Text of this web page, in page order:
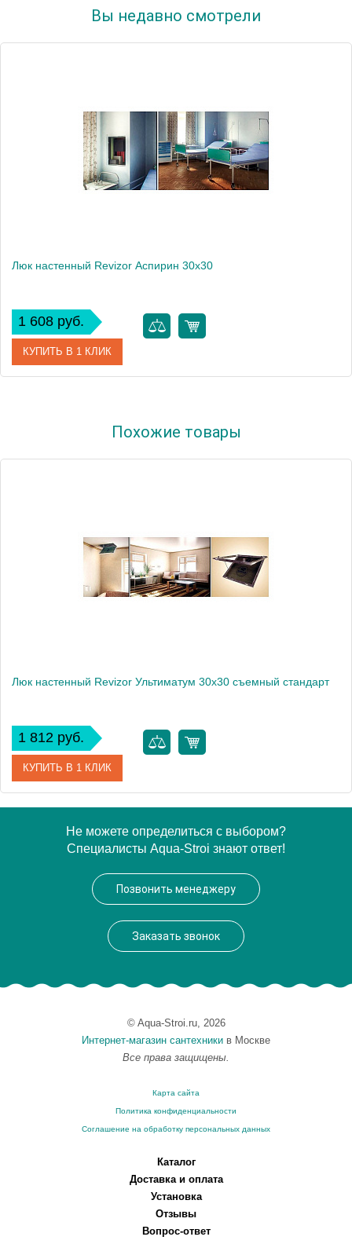
Вы недавно смотрели
Люк настенный Revizor Аспирин 30x30
1 608 руб.
КУПИТЬ В 1 КЛИК
Производитель Revizor
Похожие товары
Люк настенный Revizor Ультиматум 30x30 съемный стандарт
1 812 руб.
КУПИТЬ В 1 КЛИК
УМС300300
Не можете определиться с выбором?
Специалисты Aqua-Stroi знают ответ!
Позвонить менеджеру
Заказать звонок
© Aqua-Stroi.ru, 2026
Интернет-магазин сантехники в Москве
Все права защищены.
Карта сайта
Политика конфиденциальности
Соглашение на обработку персональных данных
Каталог
Доставка и оплата
Установка
Отзывы
Вопрос-ответ